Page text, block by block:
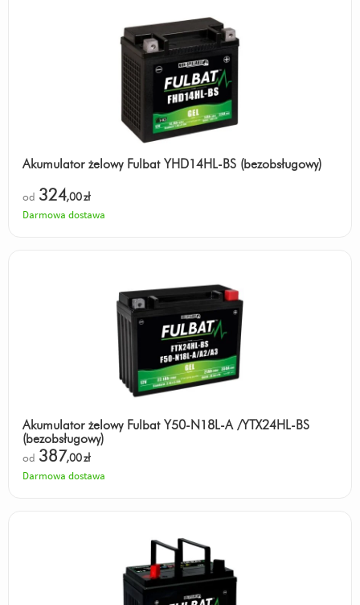
Akumulator żelowy Fulbat YHD14HL-BS (bezobsługowy)
od 324,00zł
Darmowa dostawa
Akumulator żelowy Fulbat Y50-N18L-A /YTX24HL-BS
(bezobsługowy)
od 387,00zł
Darmowa dostawa